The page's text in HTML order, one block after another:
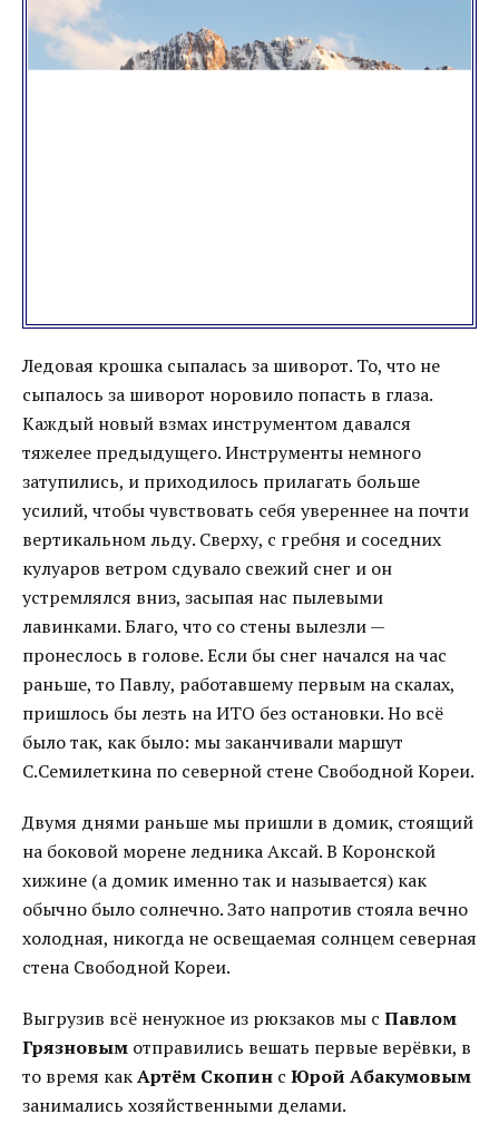
Ледовая крошка сыпалась за шиворот. То, что не
сыпалось за шиворот норовило попасть в глаза.
Каждый новый взмах инструментом давался
тяжелее предыдущего. Инструменты немного
затупились, и приходилось прилагать больше
усилий, чтобы чувствовать себя увереннее на почти
вертикальном льду. Сверху, с гребня и соседних
кулуаров ветром сдувало свежий снег и он
устремлялся вниз, засыпая нас пылевыми
лавинками. Благо, что со стены вылезли —
пронеслось в голове. Если бы снег начался на час
раньше, то Павлу, работавшему первым на скалах,
пришлось бы лезть на ИТО без остановки. Но всё
было так, как было: мы заканчивали маршут
С.Семилеткина по северной стене Свободной Кореи.
Двумя днями раньше мы пришли в домик, стоящий
на боковой морене ледника Аксай. В Коронской
хижине (а домик именно так и называется) как
обычно было солнечно. Зато напротив стояла вечно
холодная, никогда не освещаемая солнцем северная
стена Свободной Кореи.
Выгрузив всё ненужное из рюкзаков мы с Павлом
Грязновым отправились вешать первые верёвки, в
то время какАртём Скопин с Юрой Абакумовым
занимались хозяйственными делами.